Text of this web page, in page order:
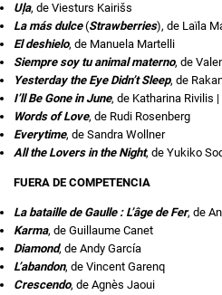
Uļa, de Viesturs Kairišs
La más dulce(Strawberries), de Laïla
El deshielo, de Manuela Martelli
Siempre soy tu animal materno, de
Yesterday the Eye Didn’t Sleep, de
I’ll Be Gone in June, de Katharina Rivilis
Words of Love, de Rudi Rosenberg
Everytime, de Sandra Wollner
All the Lovers in the Night, de Yukiko
FUERA DE COMPETENCIA
La bataille de Gaulle : L’âge de Fer, de
Karma, de Guillaume Canet
Diamond, de Andy García
L’abandon, de Vincent Garenq
Crescendo, de Agnès Jaoui